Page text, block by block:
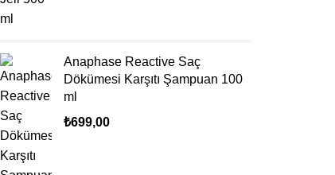
Anaphase Reactive Saç
Dökümesi Karşıtı Şampuan 100
ml
₺699,00